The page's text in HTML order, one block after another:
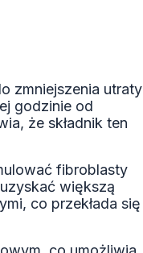
zmniejszenia utraty
godzinie od
że składnik ten
fibroblasty
większą
co przekłada się